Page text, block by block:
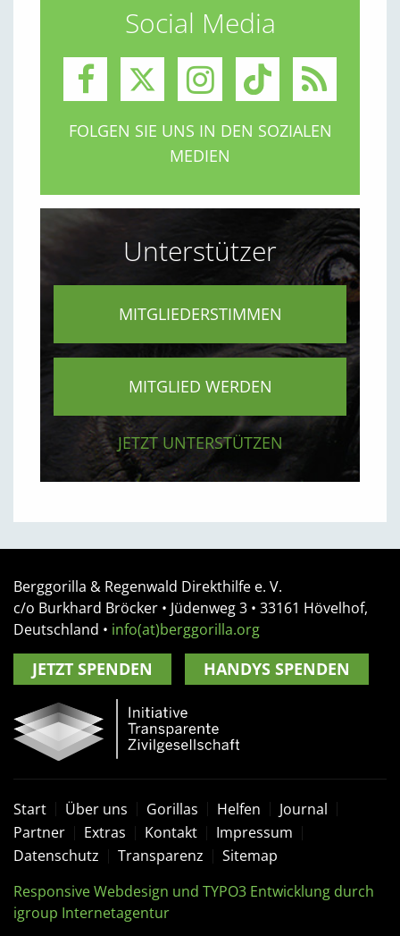
Social Media
FOLGEN SIE UNS IN DEN SOZIALEN
MEDIEN
Unterstützer
MITGLIEDERSTIMMEN
MITGLIED WERDEN
JETZT UNTERSTÜTZEN
Berggorilla & Regenwald Direkthilfe e. V.
c/o Burkhard Bröcker • Jüdenweg 3 • 33161 Hövelhof,
Deutschland • info(at)berggorilla.org
JETZT SPENDEN HANDYS SPENDEN
Start Über uns Gorillas Helfen
Journal
Partner
Extras Kontakt
Impressum
Datenschutz
Transparenz
Sitemap
Responsive Webdesign und TYPO3 Entwicklung durch
igroup Internetagentur